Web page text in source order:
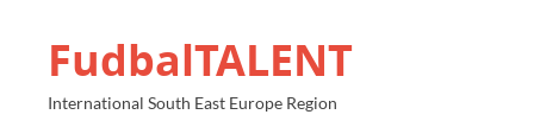
FudbalTALENT
International South East Europe Region